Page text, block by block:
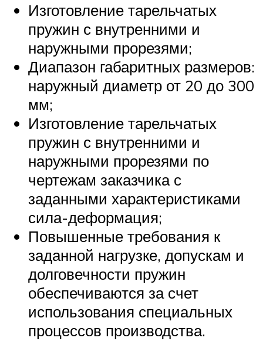
Изготовление тарельчатых
пружин с внутренними и
наружными прорезями;
Диапазон габаритных размеров:
наружный диаметр от 20 до 300
мм;
Изготовление тарельчатых
пружин с внутренними и
наружными прорезями по
чертежам заказчика с
заданными характеристиками
сила-деформация;
Повышенные требования к
заданной нагрузке, допускам и
долговечности пружин
обеспечиваются за счет
использования специальных
процессов производства.